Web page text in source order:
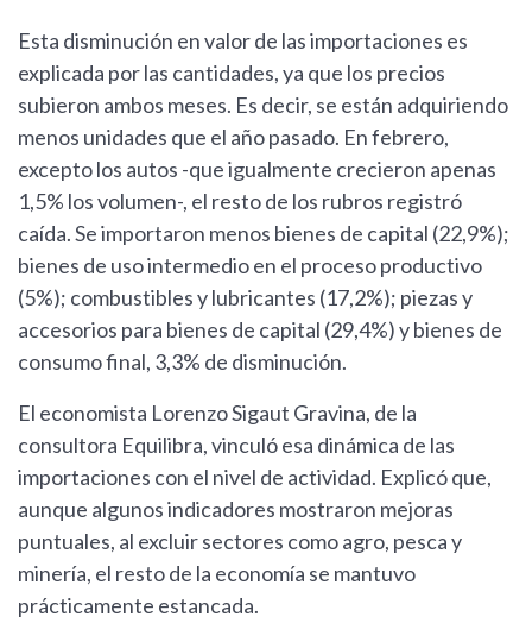
Esta disminución en valor de las importaciones es
explicada por las cantidades, ya que los precios
subieron ambos meses. Es decir, se están adquiriendo
menos unidades que el año pasado. En febrero,
excepto los autos -que igualmente crecieron apenas
1,5% los volumen-, el resto de los rubros registró
caída. Se importaron menos bienes de capital (22,9%);
bienes de uso intermedio en el proceso productivo
(5%); combustibles y lubricantes (17,2%); piezas y
accesorios para bienes de capital (29,4%) y bienes de
consumo final, 3,3% de disminución.
El economista Lorenzo Sigaut Gravina, de la
consultora Equilibra, vinculó esa dinámica de las
importaciones con el nivel de actividad. Explicó que,
aunque algunos indicadores mostraron mejoras
puntuales, al excluir sectores como agro, pesca y
minería, el resto de la economía se mantuvo
prácticamente estancada.